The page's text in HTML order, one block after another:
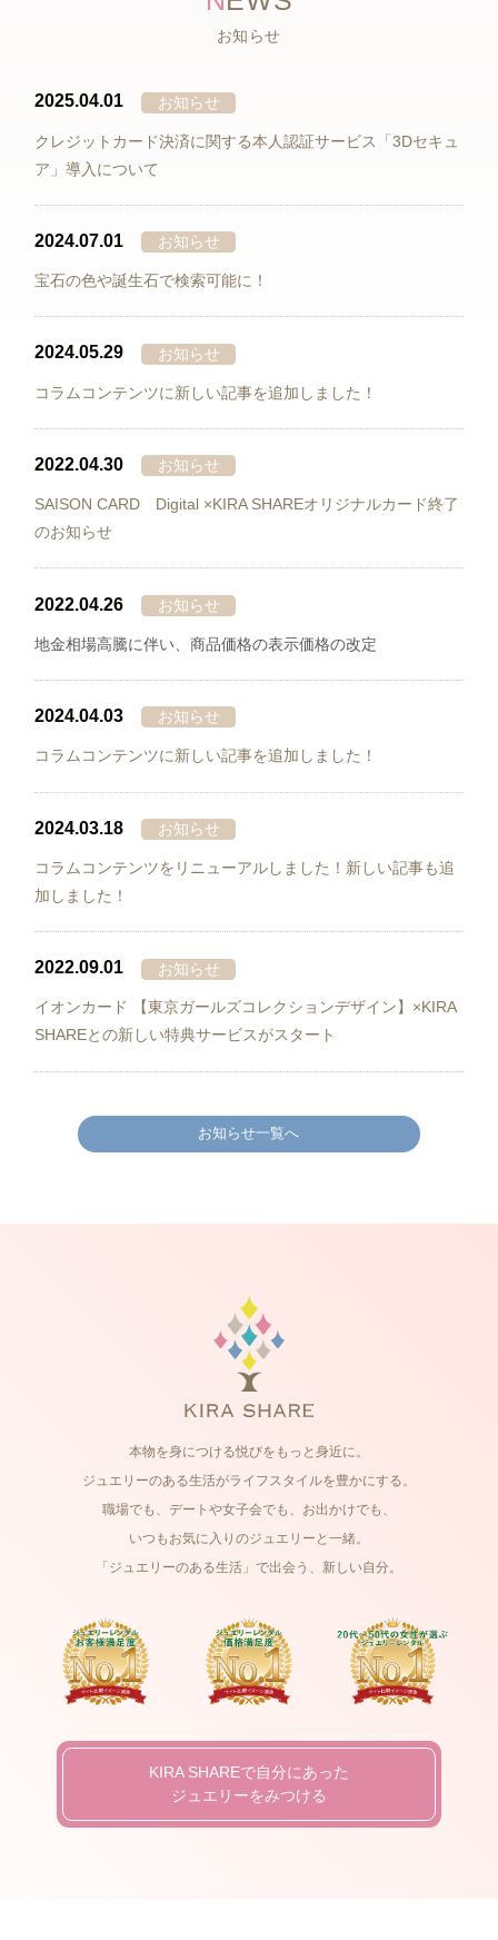
お知らせ
2025.04.01 お知らせ
クレジットカード決済に関する本人認証サービス「3Dセキュ
ア」導入について
2024.07.01 お知らせ
宝石の色や誕生石で検索可能に！
2024.05.29 お知らせ
コラムコンテンツに新しい記事を追加しました！
2022.04.30 お知らせ
SAISON CARD Digital ×KIRA SHAREオリジナルカード終了
のお知らせ
2022.04.26 お知らせ
地金相場高騰に伴い、商品価格の表示価格の改定
2024.04.03 お知らせ
コラムコンテンツに新しい記事を追加しました！
2024.03.18 お知らせ
コラムコンテンツをリニューアルしました！新しい記事も追
加しました！
2022.09.01 お知らせ
イオンカード 【東京ガールズコレクションデザイン】×KIRA
SHAREとの新しい特典サービスがスタート
お知らせ一覧へ
本物を身につける悦びをもっと身近に。
ジュエリーのある生活がライフスタイルを豊かにする。
職場でも、デートや女子会でも、お出かけでも、
いつもお気に入りのジュエリーと一緒。
「ジュエリーのある生活」で出会う、新しい自分。
KIRA SHAREで自分にあった
ジュエリーをみつける